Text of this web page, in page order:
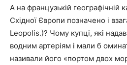
А на французькій географічній
Східної Європи позначено і
Leopolis.)? Чому купці, які
водним артеріям і мали б
називали його «портом двох